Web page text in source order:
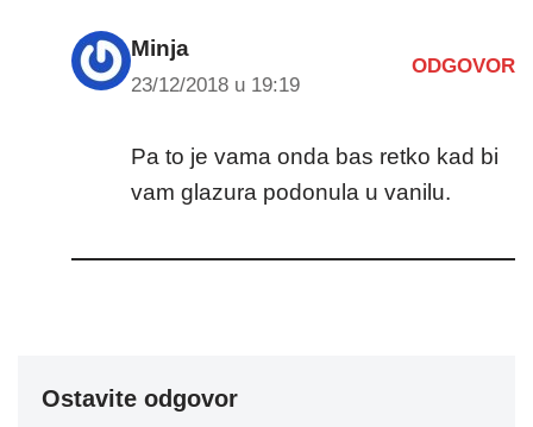
Minja
23/12/2018 u 19:19
ODGOVOR
Pa to je vama onda bas retko kad bi
vam glazura podonula u vanilu.
Ostavite odgovor